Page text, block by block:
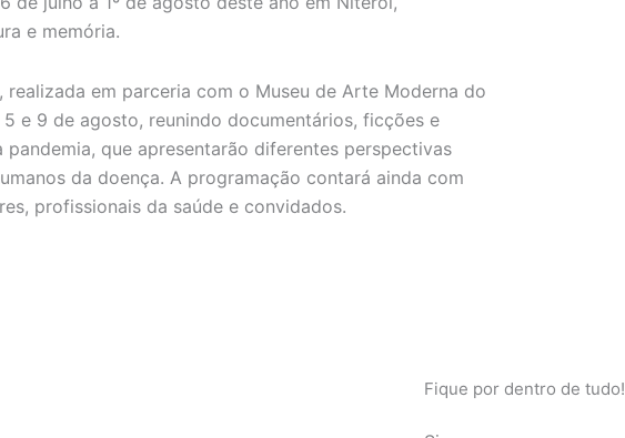
e memória.
em parceria com o Museu de Arte Moderna do
e 9 de agosto, reunindo documentários, ficções e
que apresentarão diferentes perspectivas
da doença. A programação contará ainda com
profissionais da saúde e convidados.
Fique por dentro de tudo!